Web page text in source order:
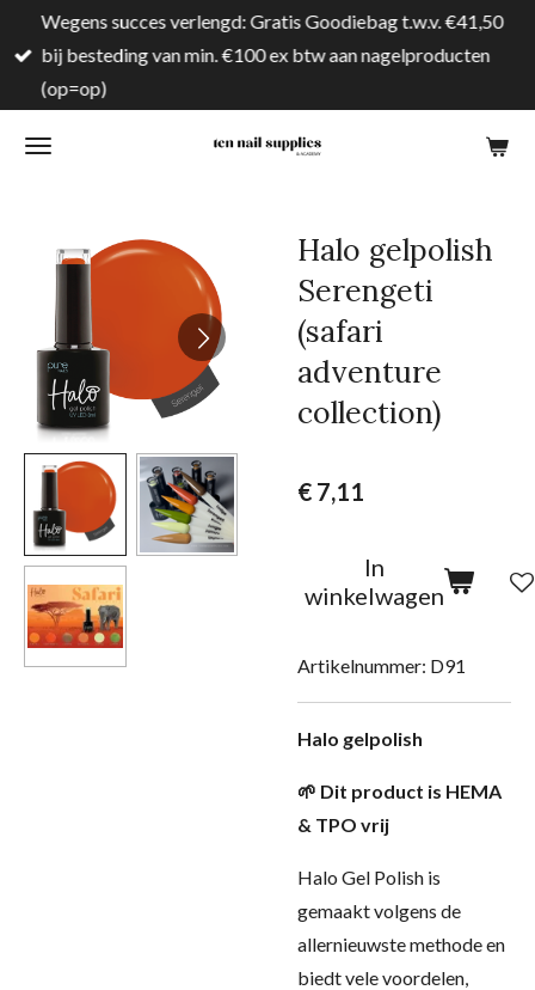
direct
naar
hoofdinhoud
Wegens succes verlengd: Gratis Goodiebag t.w.v. €41,50
bij besteding van min. €100 ex btw aan nagelproducten
(op=op)
Halo gelpolish
Serengeti
(safari
adventure
collection)
€ 7,11
In
winkelwagen
Artikelnummer: D91
Halo gelpolish
🌱 Dit product is HEMA
& TPO vrij
Halo Gel Polish is
gemaakt volgens de
allernieuwste methode en
biedt vele voordelen,